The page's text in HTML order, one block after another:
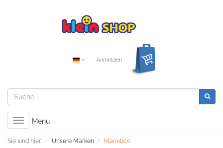
Anmelden
Toggle
navigation
Menü
Sie sind hier: Unsere Marken Manetico